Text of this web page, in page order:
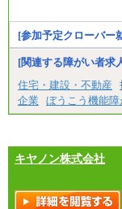
神奈
～、
愛知/
※正
※上
します
※試
[参加予定クローバー
[関連する障がい者求
住宅・建設・不動産
企業
ぼうこう機能障
キヤノン株式会社